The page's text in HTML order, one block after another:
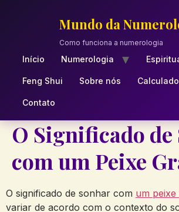
Mundo da
Como funciona a numerologia
Início Numerologia
Feng Shui Sobre nós
Contato
O Significado de
com um Peixe
O significado de sonhar com um peixe
variar de acordo com o contexto do